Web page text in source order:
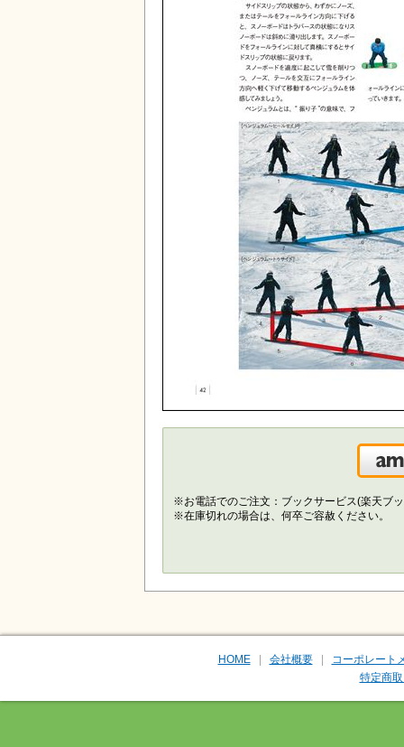
※お電話でのご注文：ブックサービス(楽天ブ
※在庫切れの場合は、何卒ご容赦ください。
HOME 会社概要
コーポレート
特定商